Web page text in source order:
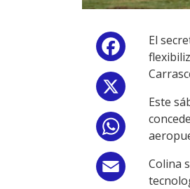
Facebook
Email
El
Este
Colina